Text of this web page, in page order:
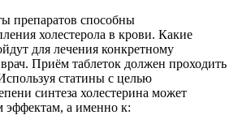
препаратов способны
холестерола в крови. Какие
для лечения конкретному
Приём таблеток должен проходить
статины с целью
синтеза холестерина может
эффектам, а именно к: